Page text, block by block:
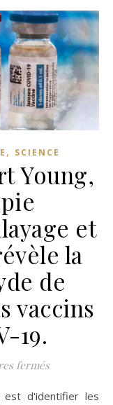
, SCIENCE
Young,
et
la
de
vaccins
19.
ferméssur Selon le